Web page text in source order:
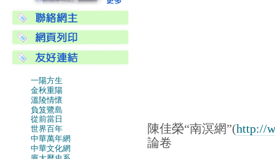
陳佳榮“南溟網”(http://
論卷
一陽方生
金秋重陽
溫陵情懷
負笈鷺島
從前當日
世界百年
中華萬年網
中華文化網